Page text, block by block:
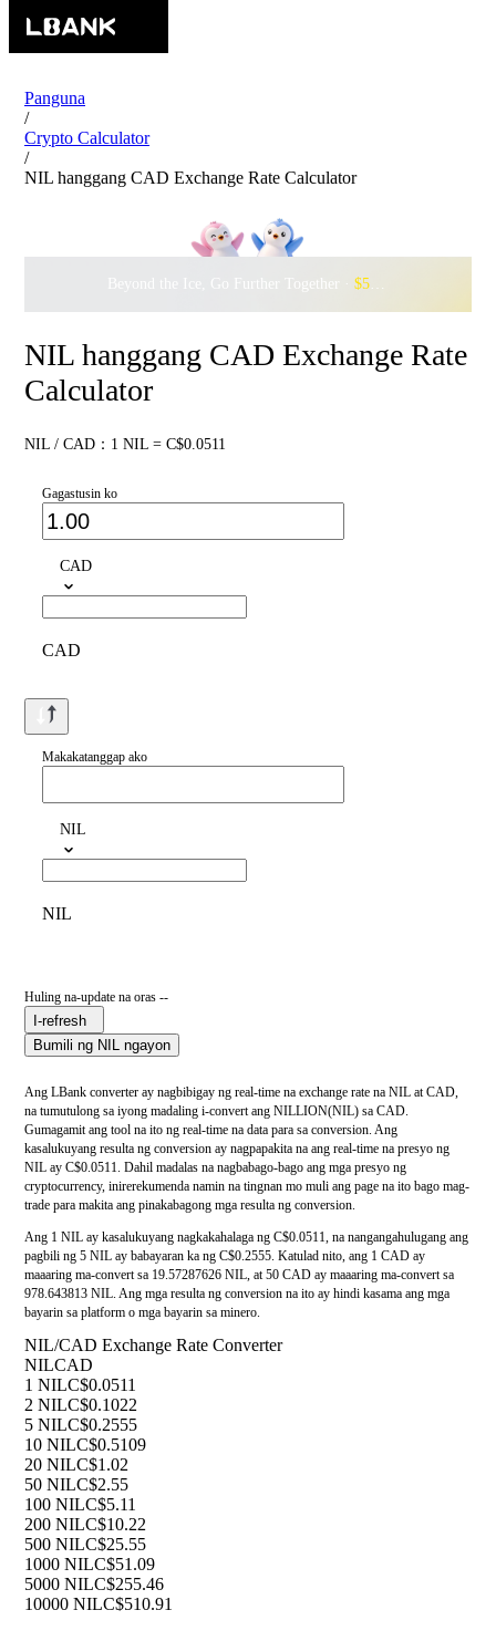
Panguna
/
Crypto Calculator
/
NIL hanggang CAD Exchange Rate Calculator
Beyond the Ice, Go Further Together · $500,000
NIL hanggang CAD Exchange Rate
Calculator
NIL / CAD：1 NIL = C$0.0511
Gagastusin ko
CAD
CAD
Makakatanggap ako
NIL
NIL
Huling na-update na oras --
I-refresh
Bumili ng NIL ngayon
Ang LBank converter ay nagbibigay ng real-time na exchange rate na NIL at CAD,
na tumutulong sa iyong madaling i-convert ang NILLION(NIL) sa CAD.
Gumagamit ang tool na ito ng real-time na data para sa conversion. Ang
kasalukuyang resulta ng conversion ay nagpapakita na ang real-time na presyo ng
NIL ay C$0.0511. Dahil madalas na nagbabago-bago ang mga presyo ng
cryptocurrency, inirerekumenda namin na tingnan mo muli ang page na ito bago mag-
trade para makita ang pinakabagong mga resulta ng conversion.
Ang 1 NIL ay kasalukuyang nagkakahalaga ng C$0.0511, na nangangahulugang ang
pagbili ng 5 NIL ay babayaran ka ng C$0.2555. Katulad nito, ang 1 CAD ay
maaaring ma-convert sa 19.57287626 NIL, at 50 CAD ay maaaring ma-convert sa
978.643813 NIL. Ang mga resulta ng conversion na ito ay hindi kasama ang mga
bayarin sa platform o mga bayarin sa minero.
NIL/CAD Exchange Rate Converter
NILCAD
1 NILC$0.0511
2 NILC$0.1022
5 NILC$0.2555
10 NILC$0.5109
20 NILC$1.02
50 NILC$2.55
100 NILC$5.11
200 NILC$10.22
500 NILC$25.55
1000 NILC$51.09
5000 NILC$255.46
10000 NILC$510.91